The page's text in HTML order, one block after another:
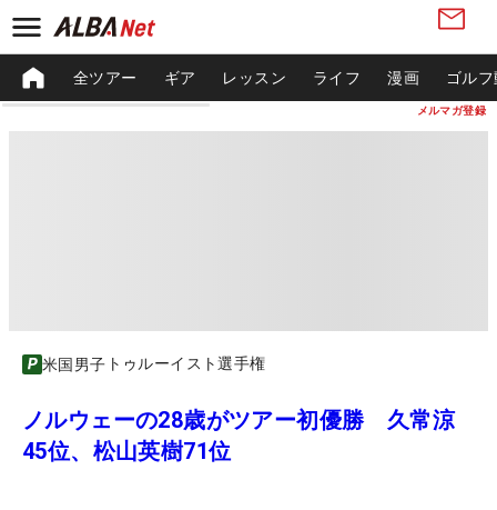
メルマガ登録
全ツアー ギア レッスン ライフ 漫画 ゴル
米国男子 トゥルーイスト選手権
ノルウェーの28歳がツアー初優勝 久常涼
45位、松山英樹71位